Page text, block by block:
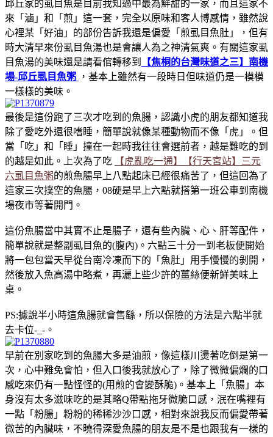
邱丘家的虱目魚是目前我知過中最為鮮甜的一家，而且這家不
來「滷」和「煎」這一套，完全以原味和客人博感情，雖然說
心裡某「好油」的部份告訴我還是偏愛「煎虱目魚肚」，但有
時大清早來份虱目魚湯也是會讓人為之神清氣爽。有關這家虱
目魚湯的美味還是請看倌轉移到
【焦桐的台灣味道之三】南機
場-邱丘虱目魚粥 ，基本上雖然有一段時日但味道仍是一模模
一樣樣的美味。
最後是這份跑了三次才吃到的魚腸，認識小虎的朋友都知道我
除了愛吃外還很嗜睡，簡單說就像某種動物而不像「虎」。但
當「吃」和「睡」撞在一起時我往往會選前者，越是難吃的到
的越是如此。上次為了吃
【虎亂吃一通】【行天宮站】三元
六虱目魚粥的煎魚腸早上八點起床已經很痛苦了，但這回為了
這家三次撲空的魚腸，08硬是早上六點就搭第一班公車到南機
場夜市等著開門。
這份魚腸當中其實不止是腸子，還有些內臟、心、肝等配件，
簡單說就是整副虱目魚的(腹內)。六點三十分一到老板便開始
將一包包當天早從台南冷凍而下的「魚肚」用手慢慢的剝開，
然後放入魚高湯中略煮，再灑上些少許的薑絲便新鮮美味上
桌。
PS:據說半小時這魚腸就會售繇，所以保險的方法是六點半就
去卡位-_-。
早前在別家吃到的魚腸大多是油煎，像這樣川燙著吃倒是第一
次，心中難免會怕，但入口後我就放心了，除了微微偏爛的口
感吃來仍有一點怪怪的(用煎的會變酥脆)。基本上「魚腸」本
身沒有太多滋味吃的是其略Q帶點拖牙微脆口感，泯在嘴裡有
一點「粉腸」粉粉的稀稀沙沙口感，相對來說我反而偏愛帶著
微苦的內臟味，不曉得深愛魚腸的朋友是不是也跟我有一樣的